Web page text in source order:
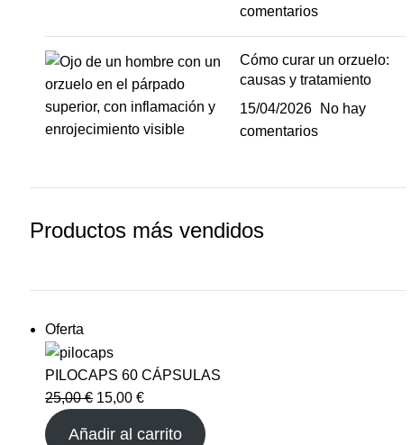
comentarios
Cómo curar un orzuelo:
causas y tratamiento
15/04/2026
No hay
comentarios
Productos más vendidos
Oferta
PILOCAPS 60 CÁPSULAS
25,00€ 15,00 €
Añadir al carrito